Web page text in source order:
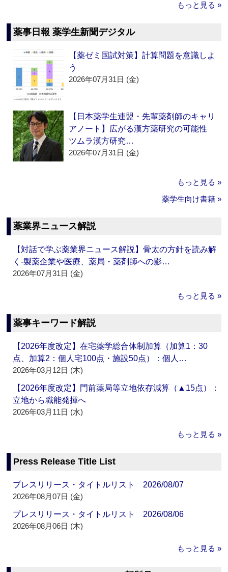
もっと見る »
薬事日報 薬学生新聞デジタル
【薬ゼミ国試対策】計算問題を意識しよ
う
2026年07月31日 (金)
【日本薬学生連盟・先輩薬剤師のキャリ
アノート】広がる漢方薬研究の可能性
ツムラ漢方研究…
2026年07月31日 (金)
もっと見る »
薬学生向け書籍 »
薬業界ニュース解説
【対話で学ぶ薬業界ニュース解説】骨太の方針を読み解
く‐製薬企業や医療、薬局・薬剤師への影…
2026年07月31日 (金)
もっと見る »
薬事キーワード解説
【2026年度改定】在宅薬学総合体制加算（加算1：30
点、加算2：個人宅100点・施設50点）：個人…
2026年03月12日 (木)
【2026年度改定】門前薬局等立地依存減算（▲15点）：
立地から職能発揮へ
2026年03月11日 (水)
もっと見る »
Press Release Title List
プレスリリース・タイトルリスト 2026/08/07
2026年08月07日 (金)
プレスリリース・タイトルリスト 2026/08/06
2026年08月06日 (木)
もっと見る »